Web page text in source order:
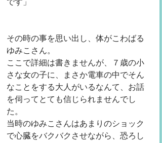
です」
その時の事を思い出し、体がこわばる
ゆみこさん。
ここで詳細は書きませんが、７歳の小
さな女の子に、まさか電車の中でそん
なことをする大人がいるなんて、お話
を伺ってとても信じられませんでし
た。
当時のゆみこさんはあまりのショック
で心臓をバクバクさせながら、恐ろし